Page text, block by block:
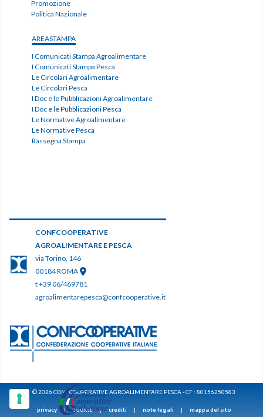
CONFCOOPERATIVE
AGROALIMENTARE E PESCA
via Torino, 146
00184 ROMA
t +39 06/469781
agroalimentarepesca@confcooperative.it
Promozione
Politica Nazionale
AREASTAMPA
I Comunicati Stampa Agroalimentare
I Comunicati Stampa Pesca
Le Circolari Agroalimentare
Le Circolari Pesca
I Doc e le Pubblicazioni Agroalimentare
I Doc e le Pubblicazioni Pesca
Le Normative Agroalimentare
Le Normative Pesca
Rassegna Stampa
© 2026 CONFCOOPERATIVE AGROALIMENTARE PESCA - CF : 80156250583
privacy | cookie | crediti | note legali | mappa del sito